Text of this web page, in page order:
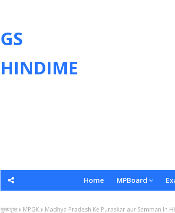
GS
HINDIME
Home MPBoard
मुख्यपृष्ठ MPGK
Madhya Pradesh Ke Puraskar aur Samman In